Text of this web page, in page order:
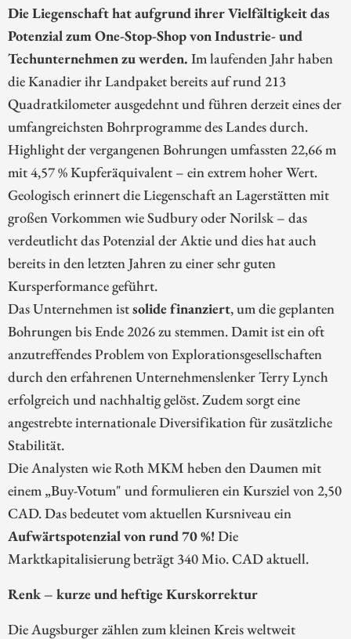
Die Liegenschaft hat aufgrund ihrer Vielfältigkeit das
Potenzial zum One-Stop-Shop von Industrie- und
Techunternehmen zu werden. Im laufenden Jahr haben
die Kanadier ihr Landpaket bereits auf rund 213
Quadratkilometer ausgedehnt und führen derzeit eines der
umfangreichsten Bohrprogramme des Landes durch.
Highlight der vergangenen Bohrungen umfassten 22,66 m
mit 4,57 % Kupferäquivalent – ein extrem hoher Wert.
Geologisch erinnert die Liegenschaft an Lagerstätten mit
großen Vorkommen wie Sudbury oder Norilsk – das
verdeutlicht das Potenzial der Aktie und dies hat auch
bereits in den letzten Jahren zu einer sehr guten
Kursperformance geführt.
Das Unternehmen istsolide finanziert, um die geplanten
Bohrungen bis Ende 2026 zu stemmen. Damit ist ein oft
anzutreffendes Problem von Explorationsgesellschaften
durch den erfahrenen Unternehmenslenker Terry Lynch
erfolgreich und nachhaltig gelöst. Zudem sorgt eine
angestrebte internationale Diversifikation für zusätzliche
Stabilität.
Die Analysten wie Roth MKM heben den Daumen mit
einem „Buy-Votum" und formulieren ein Kursziel von 2,50
CAD. Das bedeutet vom aktuellen Kursniveau ein
Aufwärtspotenzial von rund 70 %! Die
Marktkapitalisierung beträgt 340 Mio. CAD aktuell.
Renk – kurze und heftige Kurskorrektur
Die Augsburger zählen zum kleinen Kreis weltweit